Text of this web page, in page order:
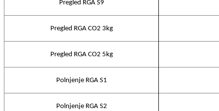
Pregled RGA S9
Pregled RGA CO2 3kg
Pregled RGA CO2 5kg
Polnjenje RGA S1
Polnjenje RGA S2